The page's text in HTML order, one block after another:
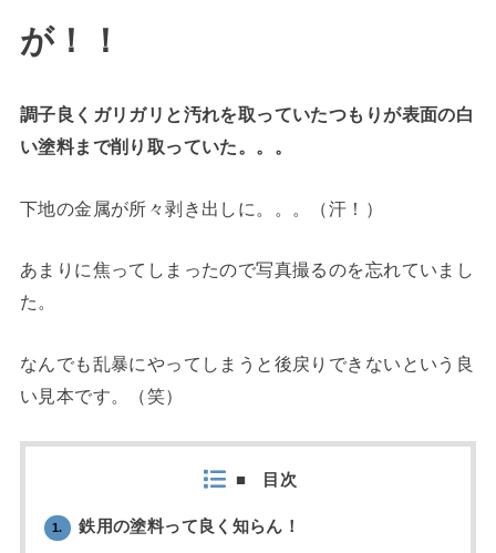
が！！
調子良くガリガリと汚れを取っていたつもりが表面の白
い塗料まで削り取っていた。。。
下地の金属が所々剥き出しに。。。（汗！）
あまりに焦ってしまったので写真撮るのを忘れていまし
た。
なんでも乱暴にやってしまうと後戻りできないという良
い見本です。（笑）
■ 目次
1. 鉄用の塗料って良く知らん！